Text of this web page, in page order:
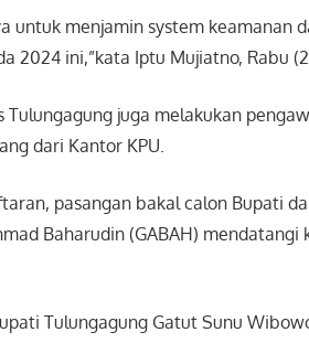
untuk menjamin system keamanan
2024 ini,”kata Iptu Mujiatno, Rabu
Tulungagung juga melakukan
dari Kantor KPU.
pasangan bakal calon Bupati
Baharudin (GABAH) mendatangi
Tulungagung Gatut Sunu